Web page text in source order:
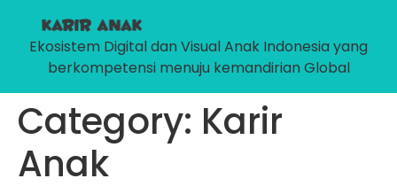
Ekosistem Digital dan Visual Anak Indonesia yang
berkompetensi menuju kemandirian Global
Category: Karir
Anak